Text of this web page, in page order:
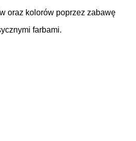
oraz kolorów poprzez zabawę
farbami.